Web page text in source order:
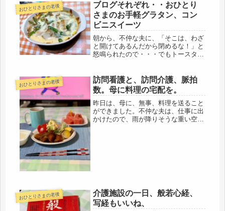
おひとりさまの老後
ブログそれぞれ・・おひとり
さまのお手軽グラタン、コン
ビニスイーツ
朝から、不仲な夫に、「そこは、わざ
と開けてあるんだから閉めるな！」と
怒鳴られたので・・・でもトースター
思っているのに・・・そうそう、ブロ
グの楽しみ。かんこブログさんが、シ
ニ...
おひとりさまの老後
訪問看護と、訪問介護、脈拍
数。母に料理の宅配を。
昨日は、母に、無事、料理を送ること
ができました。不仲な夫は、仕事に出
かけたので、雨が降りそうな重い空だ
おひとりさまの老後
介護施設の一日、般若心経、
写経もいいね、